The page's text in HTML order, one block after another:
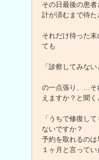
その日最後の患
計が済むまで待た
それだけ待った
ても
「診察してみな
の一点張り、…そ
えますか？と聞く
「うちで修復し
ないですか？
予約を取れるの
１ヶ月と言って